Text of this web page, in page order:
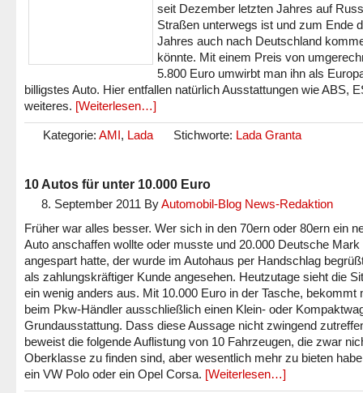
seit Dezember letzten Jahres auf
Straßen unterwegs ist und zum Ende
Jahres auch nach Deutschland
könnte. Mit einem Preis von
5.800 Euro umwirbt man ihn als
billigstes Auto. Hier entfallen natürlich Ausstattungen wie ABS,
weiteres. [Weiterlesen…]
Kategorie: AMI, Lada Stichworte: Lada Granta
10 Autos für unter 10.000 Euro
8. September 2011 ByAutomobil-Blog News-Redaktion
Früher war alles besser. Wer sich in den 70ern oder 80ern ein
Auto anschaffen wollte oder musste und 20.000 Deutsche Mark
angespart hatte, der wurde im Autohaus per Handschlag
als zahlungskräftiger Kunde angesehen. Heutzutage sieht die
ein wenig anders aus. Mit 10.000 Euro in der Tasche, bekommt
beim Pkw-Händler ausschließlich einen Klein- oder
Grundausstattung. Dass diese Aussage nicht zwingend
beweist die folgende Auflistung von 10 Fahrzeugen, die zwar
Oberklasse zu finden sind, aber wesentlich mehr zu bieten
ein VW Polo oder ein Opel Corsa. [Weiterlesen…]